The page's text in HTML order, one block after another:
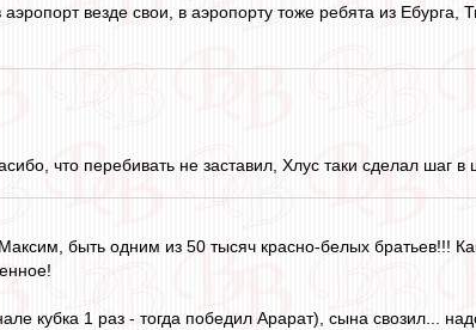
везде свои, в аэропорту тоже ребята из
что перебивать не заставил, Хлус таки сделал шаг
быть одним из 50 тысяч красно-белых братьев!!!
кубка 1 раз - тогда победил Арарат), сына свозил...